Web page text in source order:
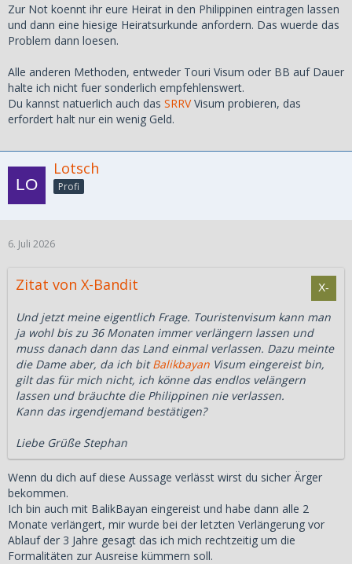
Zur Not koennt ihr eure Heirat in den Philippinen eintragen lassen
und dann eine hiesige Heiratsurkunde anfordern. Das wuerde das
Problem dann loesen.
Alle anderen Methoden, entweder Touri Visum oder BB auf Dauer
halte ich nicht fuer sonderlich empfehlenswert.
Du kannst natuerlich auch das SRRVVisum probieren, das
erfordert halt nur ein wenig Geld.
Lotsch
Profi
6. Juli 2026
Zitat von X-Bandit
Und jetzt meine eigentlich Frage. Touristenvisum kann man
ja wohl bis zu 36 Monaten immer verlängern lassen und
muss danach dann das Land einmal verlassen. Dazu meinte
die Dame aber, da ich bitBalikbayan Visum eingereist bin,
gilt das für mich nicht, ich könne das endlos velängern
lassen und bräuchte die Philippinen nie verlassen.
Kann das irgendjemand bestätigen?
Liebe Grüße Stephan
Wenn du dich auf diese Aussage verlässt wirst du sicher Ärger
bekommen.
Ich bin auch mit BalikBayan eingereist und habe dann alle 2
Monate verlängert, mir wurde bei der letzten Verlängerung vor
Ablauf der 3 Jahre gesagt das ich mich rechtzeitig um die
Formalitäten zur Ausreise kümmern soll.